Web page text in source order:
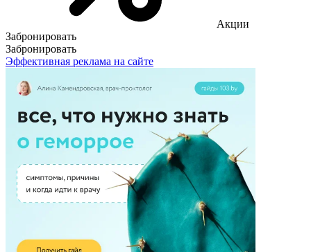
Акции
Забронировать
Забронировать
Эффективная реклама на сайте